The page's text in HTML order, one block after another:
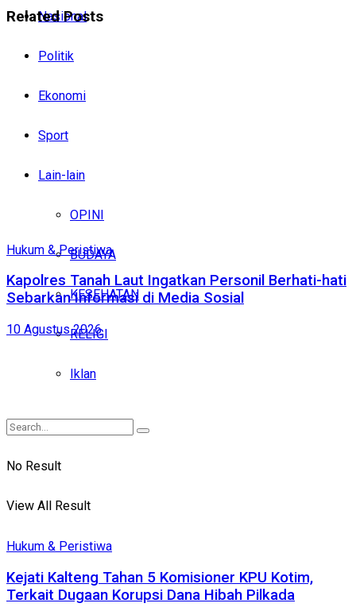
Nasional
Politik
Ekonomi
Sport
Lain-lain
OPINI
BUDAYA
KESEHATAN
RELIGI
Iklan
No Result
View All Result
RelatedPosts
Hukum & Peristiwa
Kapolres Tanah Laut Ingatkan Personil Berhati-hati
Sebarkan Informasi di Media Sosial
10 Agustus 2026
Hukum & Peristiwa
Kejati Kalteng Tahan 5 Komisioner KPU Kotim,
Terkait Dugaan Korupsi Dana Hibah Pilkada